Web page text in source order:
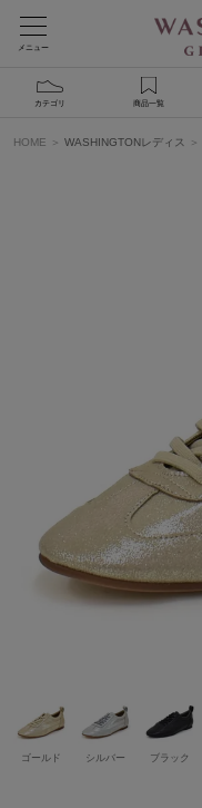
メニュー
カテゴリ 商品一覧
HOME WASHINGTONレディス
ゴールド シルバー ブラック